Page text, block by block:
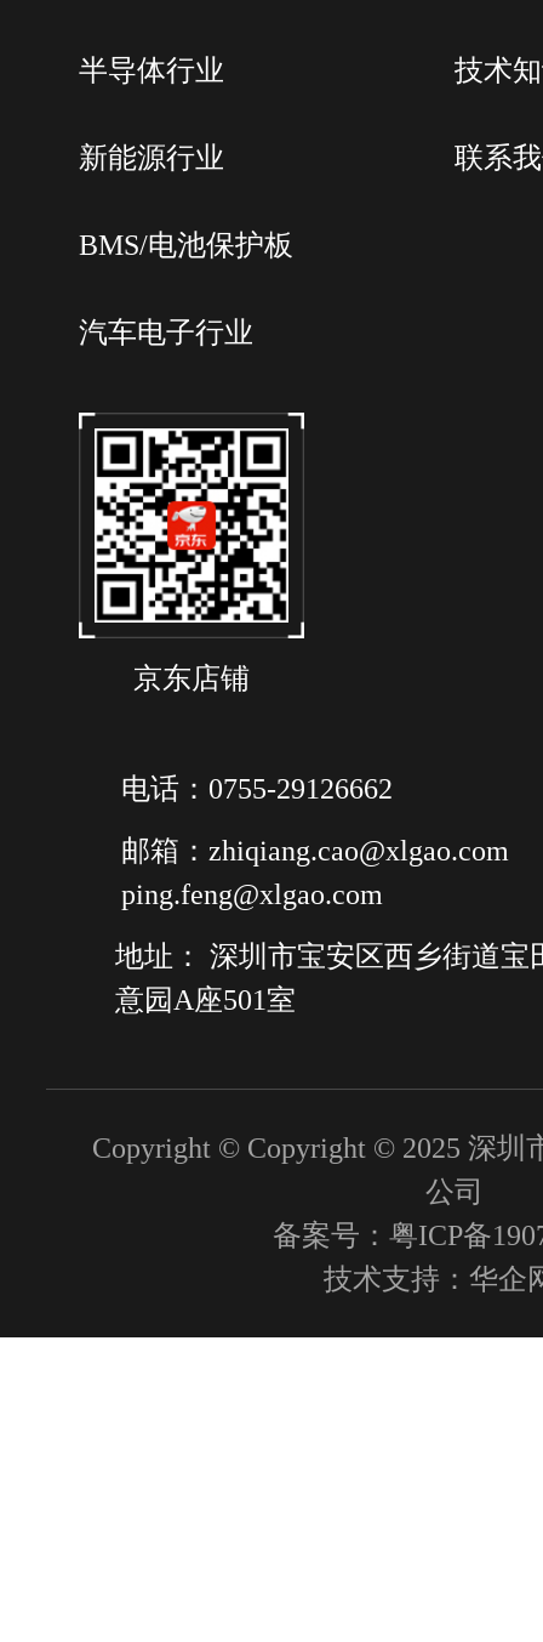
半导体行业
新能源行业
BMS/电池保护板
汽车电子行业
技术
联系
京东店铺
电话：0755-29126662
邮箱：zhiqiang.cao@xlgao.com
ping.feng@xlgao.com
地址： 深圳市宝安区西乡街道宝
意园A座501室
Copyright © Copyright © 2025 深圳
公司
备案号：粤ICP备
技术支持： 华企